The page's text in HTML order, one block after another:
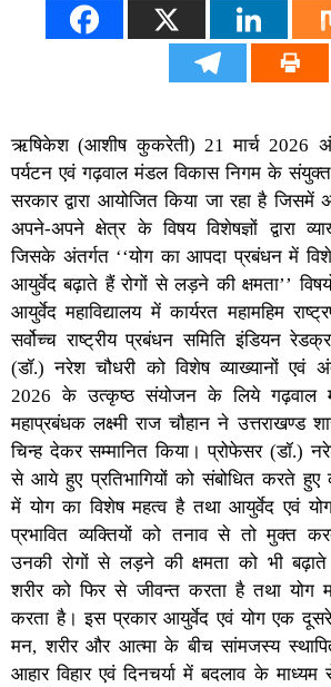
ऋषिकेश (आशीष कुकरेती) 21 मार्च 2026
पर्यटन एवं गढ़वाल मंडल विकास निगम के संयुक्त
सरकार द्वारा आयोजित किया जा रहा है जिसमें
अपने-अपने क्षेत्र के विषय विशेषज्ञों द्वारा
जिसके अंतर्गत ‘‘योग का आपदा प्रबंधन में
आयुर्वेद बढ़ाते हैं रोगों से लड़ने की क्षमता’’
आयुर्वेद महाविद्यालय में कार्यरत महामहिम
सर्वोच्च राष्ट्रीय प्रबंधन समिति इंडियन
(डॉ.) नरेश चौधरी को विशेष व्याख्यानों एवं
2026 के उत्कृष्ठ संयोजन के लिये गढ़वाल
महाप्रबंधक लक्ष्मी राज चौहान ने
चिन्ह देकर सम्मानित किया। प्रोफेसर (डॉ.)
से आये हुए प्रतिभागियों को संबोधित करते
में योग का विशेष महत्व है तथा आयुर्वेद एवं
प्रभावित व्यक्तियों को तनाव से तो मुक्त
उनकी रोगों से लड़ने की क्षमता को भी
शरीर को फिर से जीवन्त करता है तथा योग
करता है। इस प्रकार आयुर्वेद एवं योग एक
मन, शरीर और आत्मा के बीच सांमजस्य
आहार विहार एवं दिनचर्या में बदलाव के